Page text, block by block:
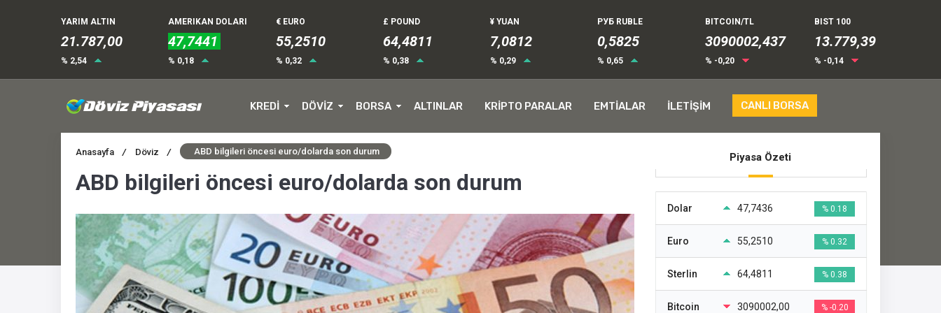
YARIM ALTIN
21.787,00
% 2,54
AMERIKAN DOLARI
47,7441
% 0,18
€ EURO
55,2511
% 0,32
£ POUND
64,4811
% 0,38
¥ YUAN
7,0812
% 0,29
РУБ RUBLE
0,5831
% 0,65
BITCOIN/TL
3090002,437
% -0,20
BIST 100
13.779,39
% -0,14
KREDİ DÖVİZ BORSA ALTINLAR KRİPTO PARALAR EMTİALAR İLETİŞİM CANLI BORSA
Anasayfa / Döviz / ABD bilgileri öncesi euro/dolarda son durum
ABD bilgileri öncesi euro/dolarda son durum
Piyasa Özeti
Dolar 47,7436 % 0.18
Euro 55,2510 % 0.32
Sterlin 64,4811 % 0.38
Bitcoin 3090002,00 % -0.20